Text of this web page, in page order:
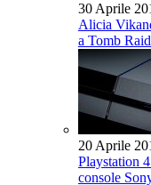
30 Aprile
Alicia
a Tomb
20 Aprile
Playstation
console